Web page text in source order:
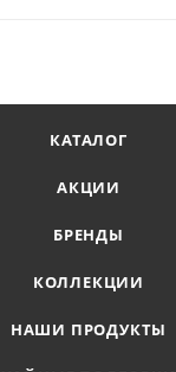
КАТАЛОГ
АКЦИИ
БРЕНДЫ
КОЛЛЕКЦИИ
НАШИ ПРОДУКТЫ